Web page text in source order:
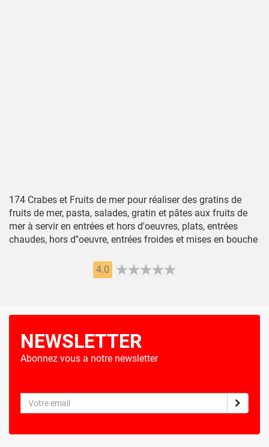
174 Crabes et Fruits de mer pour réaliser des gratins de
fruits de mer, pasta, salades, gratin et pâtes aux fruits de
mer à servir en entrées et hors d'oeuvres, plats, entrées
chaudes, hors d''oeuvre, entrées froides et mises en bouche
4.0
NEWSLETTER
Abonnez vous a notre newsletter